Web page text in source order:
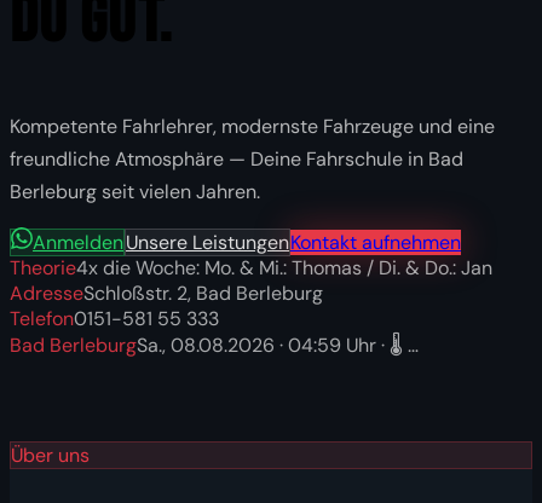
Kompetente Fahrlehrer, modernste Fahrzeuge und eine
freundliche Atmosphäre — Deine Fahrschule in Bad
Berleburg seit vielen Jahren.
AnmeldenUnsere LeistungenKontakt aufnehmen
Theorie4x die Woche: Mo. & Mi.: Thomas / Di. & Do.: Jan
AdresseSchloßstr. 2, Bad Berleburg
Telefon0151-581 55 333
Bad BerleburgSa., 08.08.2026 ·04:59 Uhr · 🌡️ …
Über uns